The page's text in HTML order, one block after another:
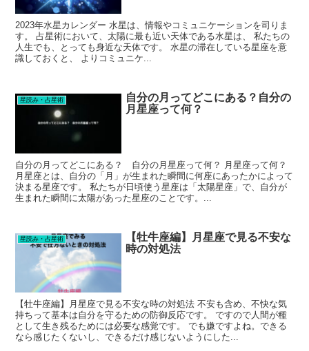
2023年水星カレンダー 水星は、情報やコミュニケーションを司りま
す。 占星術において、太陽に最も近い天体である水星は、 私たちの
人生でも、とっても身近な天体です。 水星の滞在している星座を意
識しておくと、 よりコミュニケ...
星読み・占星術
自分の月ってどこにある？自分の
月星座って何？
自分の月ってどこにある？ 自分の月星座って何？ 月星座って何？
月星座とは、自分の「月」が生まれた瞬間に何座にあったかによって
決まる星座です。 私たちが日頃使う星座は「太陽星座」で、自分が
生まれた瞬間に太陽があった星座のことです。...
星読み・占星術
【牡牛座編】月星座で見る不安な
時の対処法
【牡牛座編】月星座で見る不安な時の対処法 不安も含め、不快な気
持ちって基本は自分を守るための防御反応です。 ですので人間が種
として生き残るためには必要な感覚です。 でも嫌ですよね。できる
なら感じたくないし、できるだけ感じないようにした...